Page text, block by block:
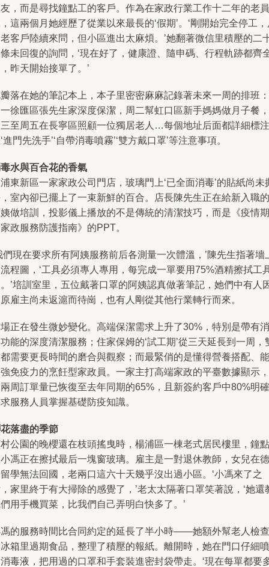
，而是尋找鐘點工的客戶。作為在家政行業工作十二年的老員
這兩個月她經歷了從業以來最長的‘假期’。‘剛開始完全停工
客戶陸續來問，但小區進出太麻煩。’她翻著微信里積壓的二
未回復的詢問，‘現在好了，健康證、隨申碼、行程軌跡都齊
昨天開始接單了。’
落在她的筆記本上，本子里密密麻麻記錄著未來一周的排班：
徐匯區張先生家深度保潔，周二幫虹口區新手媽媽做月子餐，
至周五在長寧區照顧一位獨居老人…每個地址后面都詳細標注
進門先洗手’‘自帶消毒噴霧’‘雙方戴口罩’等注意事項。
水與百合花的香氣
東新區一家家政公司門店，玻璃門上‘已全面消毒’的貼紙尚未
室內卻已擺上了一束新鮮的百合。店長陳先生正在給新入職的
做培訓，投影儀上播放的不是傳統的清潔技巧，而是《疫情期
政服務防護指南》的PPT。
們現在要求所有阿姨服務前后各測量一次體溫，’陳先生指著墻
程圖，‘工具必須專人專用，每完成一單要用75%酒精擦拭工
’培訓室里，五位戴著口罩的阿姨認真做著筆記，她們中有人
雇主尚未返滬而待崗，也有人剛從其他行業轉行而來。
正在發生微妙變化。高端保潔需求上升了30%，特別是帶有消
能的深度清潔服務；住家保姆的‘試工期’從三天延長到一周，
需要更長時間的磨合與觀察；而最緊俏的是懂得營養搭配、能
免疫力的烹飪型家政員。一家主打高端家政的平臺數據顯示，
周訂單量已恢復至去年同期的65%，且新簽約客戶中80%明確
服務人員掌握基礎防疫知識。
落盡的季節
公園的晚櫻還在枝頭搖曳時，楊浦區一棟老式居民樓里，鐘點
馮正在擦拭最后一塊窗玻璃。雇主是一對退休教師，女兒在德
學無法回國，老兩口這六十天幾乎沒出過小區。‘小馮來了之
家里終于有大掃除的感覺了，’老太太隔著口罩笑著說，‘她還
用手機買菜，比我們自己弄明白快多了。’
的服務時間比合同約定的延長了半小時——她額外幫老人檢查
箱里過期食品，整理了積壓的報紙。離開時，她在門口仔細噴
毒液，把用過的口罩和手套裝進密封袋帶走。‘現在每單都要